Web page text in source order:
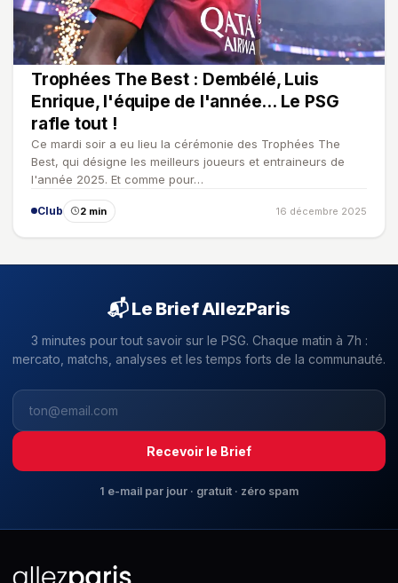
Trophées The Best : Dembélé, Luis
Enrique, l'équipe de l'année... Le PSG
rafle tout !
Ce mardi soir a eu lieu la cérémonie des Trophées The
Best, qui désigne les meilleurs joueurs et entraineurs de
l'année 2025. Et comme pour…
Club 2 min 16 décembre 2025
📬 Le Brief AllezParis
3 minutes pour tout savoir sur le PSG. Chaque matin à 7h :
mercato, matchs, analyses et les temps forts de la communauté.
Recevoir le Brief
1 e-mail par jour · gratuit · zéro spam